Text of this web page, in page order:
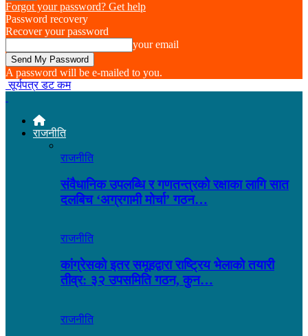
Forgot your password? Get help
Password recovery
Recover your password
your email
A password will be e-mailed to you.
सूर्यपत्र डट कम
राजनीति
राजनीति
संवैधानिक उपलब्धि र गणतन्त्रको रक्षाका लागि सात
दलबिच ‘अग्रगामी मोर्चा’ गठन…
राजनीति
कांग्रेसको इतर समूहद्वारा राष्ट्रिय भेलाको तयारी
तीव्र: ३२ उपसमिति गठन, कुन…
राजनीति